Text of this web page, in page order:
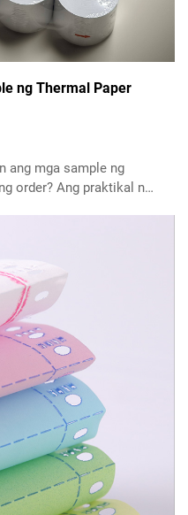
ng Thermal Paper
ang mga sample ng
order? Ang praktikal na
para sa mga wholesale